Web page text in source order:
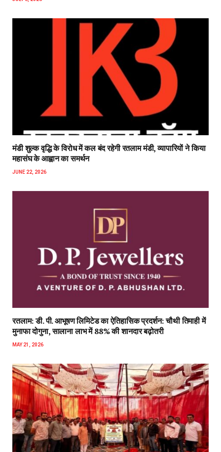
मंडी शुल्क वृद्धि के विरोध में कल बंद रहेगी रतलाम मंडी, व्यापारियों ने किया
महासंघ के आह्वान का समर्थन
JUNE 22, 2026
रतलाम: डी. पी. आभूषण लिमिटेड का ऐतिहासिक प्रदर्शन: चौथी तिमाही में
मुनाफा दोगुना, सालाना लाभ में 88% की शानदार बढ़ोतरी
MAY 21, 2026